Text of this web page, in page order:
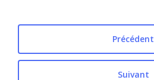
Précédent
Suivant